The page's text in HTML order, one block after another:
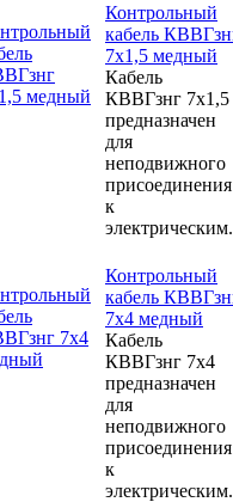
Контрольный
кабель
7х1,5 медный
Кабель
КВВГзнг 7х1,5
предназначен
для
неподвижного
присоединения
к
Контрольный
кабель
7х4 медный
Кабель
КВВГзнг 7х4
предназначен
для
неподвижного
присоединения
к